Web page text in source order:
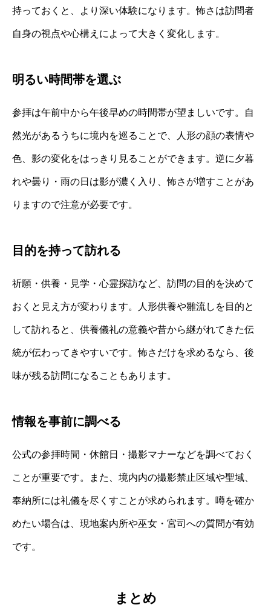
持っておくと、より深い体験になります。怖さは訪問者
自身の視点や心構えによって大きく変化します。
明るい時間帯を選ぶ
参拝は午前中から午後早めの時間帯が望ましいです。自
然光があるうちに境内を巡ることで、人形の顔の表情や
色、影の変化をはっきり見ることができます。逆に夕暮
れや曇り・雨の日は影が濃く入り、怖さが増すことがあ
りますので注意が必要です。
目的を持って訪れる
祈願・供養・見学・心霊探訪など、訪問の目的を決めて
おくと見え方が変わります。人形供養や雛流しを目的と
して訪れると、供養儀礼の意義や昔から継がれてきた伝
統が伝わってきやすいです。怖さだけを求めるなら、後
味が残る訪問になることもあります。
情報を事前に調べる
公式の参拝時間・休館日・撮影マナーなどを調べておく
ことが重要です。また、境内内の撮影禁止区域や聖域、
奉納所には礼儀を尽くすことが求められます。噂を確か
めたい場合は、現地案内所や巫女・宮司への質問が有効
です。
まとめ